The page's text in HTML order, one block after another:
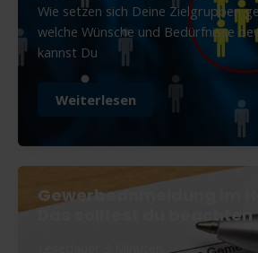
Wie setzen sich Deine Zielgruppen
welche Wünsche und Bedürfnisse
kannst Du
Zielgruppenanalyse
Zielgruppen
kennen
verstehen
Weiterlesen
Gewerbeanmeldung im
Das solltest du beachten